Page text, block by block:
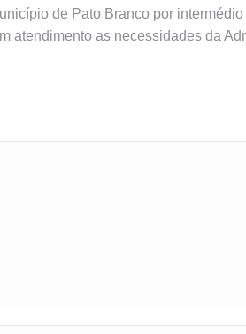
de Pato Branco por
atendimento as necessidades da